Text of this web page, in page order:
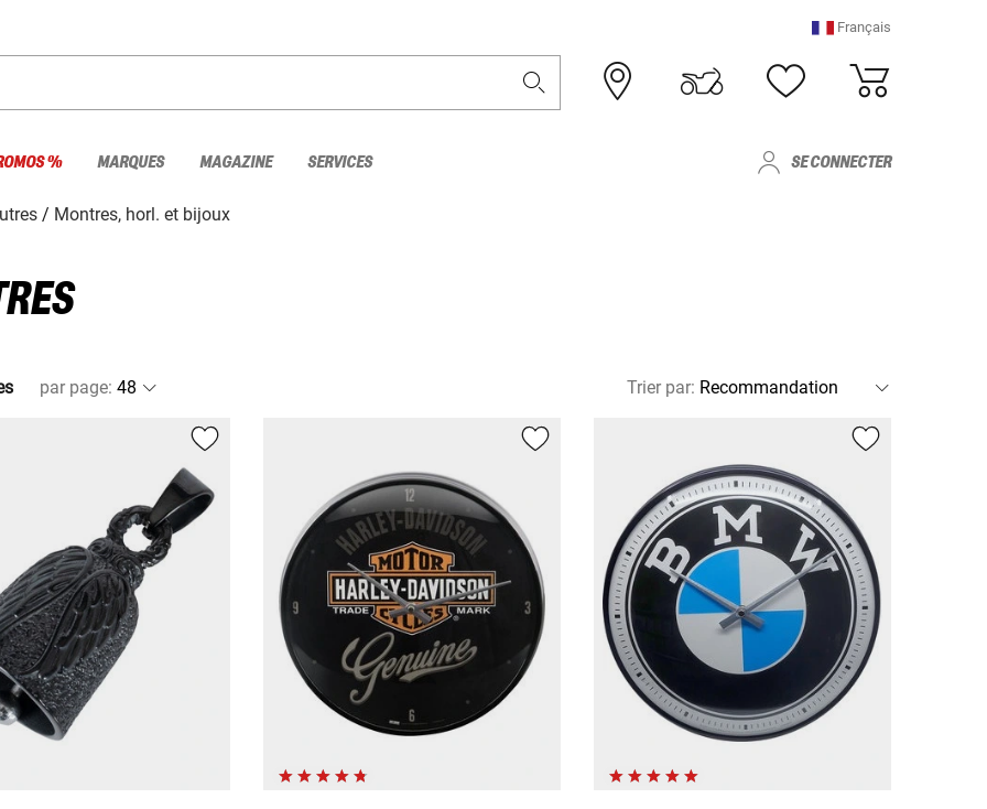
Français
% MARQUES MAGAZINE SERVICES SE CONNECTER
Montres, horl. et bijoux
par page: Trier par: